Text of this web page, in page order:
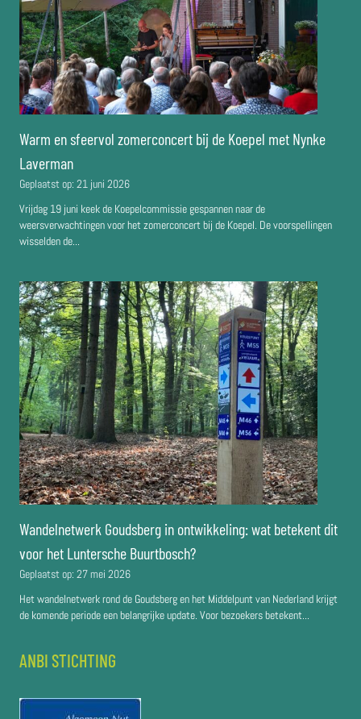
Warm en sfeervol zomerconcert bij de Koepel met Nynke
Laverman
Geplaatst op: 21 juni 2026
Vrijdag 19 juni keek de Koepelcommissie gespannen naar de
weersverwachtingen voor het zomerconcert bij de Koepel. De voorspellingen
wisselden de...
Wandelnetwerk Goudsberg in ontwikkeling: wat betekent dit
voor het Luntersche Buurtbosch?
Geplaatst op: 27 mei 2026
Het wandelnetwerk rond de Goudsberg en het Middelpunt van Nederland krijgt
de komende periode een belangrijke update. Voor bezoekers betekent...
ANBI STICHTING